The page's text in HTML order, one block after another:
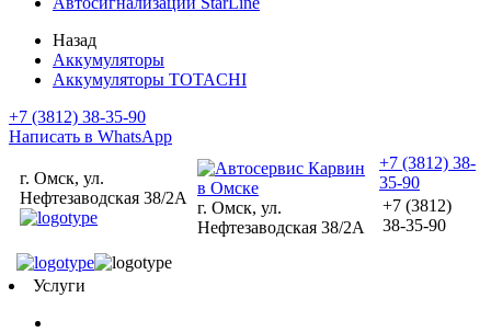
Назад
Аккумуляторы
Аккумуляторы TOTACHI
+7 (3812) 38-35-90
Написать в WhatsApp
г. Омск, ул.
Нефтезаводская 38/2А
г. Омск, ул.
Нефтезаводская 38/2А
+7 (3812) 38-
35-90
+7 (3812)
38-35-90
Услуги